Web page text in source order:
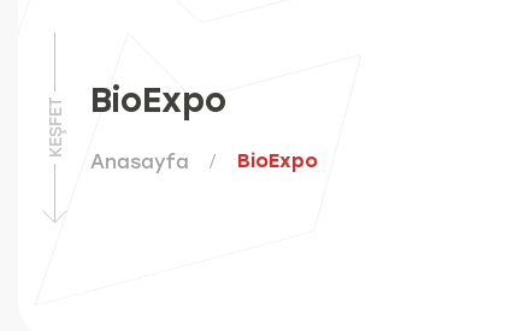
BioExpo
Anasayfa BioExpo
KEŞFET